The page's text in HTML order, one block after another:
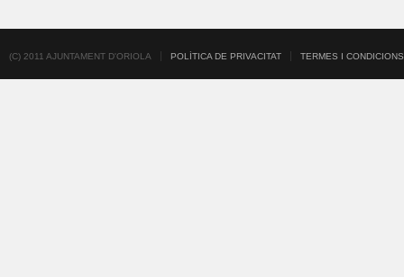
(C) 2011 AJUNTAMENT D'ORIOLA POLÍTICA DE PRIVACITAT TERMES I CONDICIONS